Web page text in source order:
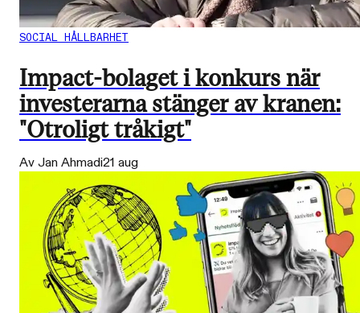
SOCIAL HÅLLBARHET
Impact-bolaget i konkurs när
investerarna stänger av kranen:
"Otroligt tråkigt"
Av Jan Ahmadi21 aug